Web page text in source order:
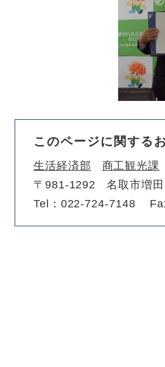
このページに関する
生活経済部 商工観光課
〒981-1292
名取市増
Tel：022-724-7148